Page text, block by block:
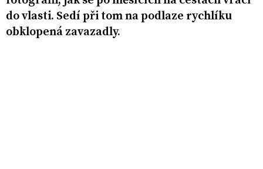
do vlasti. Sedí při tom na podlaze rychlíku
obklopená zavazadly.